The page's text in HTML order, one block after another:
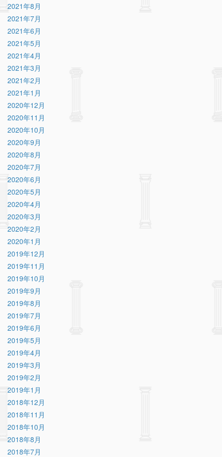
2021年8月
2021年7月
2021年6月
2021年5月
2021年4月
2021年3月
2021年2月
2021年1月
2020年12月
2020年11月
2020年10月
2020年9月
2020年8月
2020年7月
2020年6月
2020年5月
2020年4月
2020年3月
2020年2月
2020年1月
2019年12月
2019年11月
2019年10月
2019年9月
2019年8月
2019年7月
2019年6月
2019年5月
2019年4月
2019年3月
2019年2月
2019年1月
2018年12月
2018年11月
2018年10月
2018年8月
2018年7月